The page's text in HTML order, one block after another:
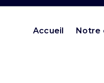
Accueil Notre